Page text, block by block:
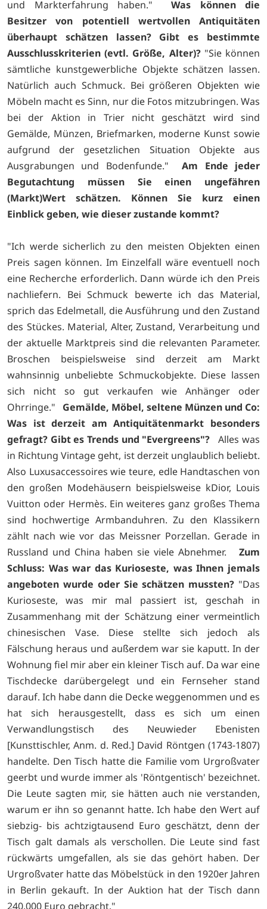
und Markterfahrung haben." Was können die
Besitzer von potentiell wertvollen Antiquitäten
überhaupt schätzen lassen? Gibt es bestimmte
Ausschlusskriterien (evtl. Größe, Alter)?"Sie können
sämtliche kunstgewerbliche Objekte schätzen lassen.
Natürlich auch Schmuck. Bei größeren Objekten wie
Möbeln macht es Sinn, nur die Fotos mitzubringen. Was
bei der Aktion in Trier nicht geschätzt wird sind
Gemälde, Münzen, Briefmarken, moderne Kunst sowie
aufgrund der gesetzlichen Situation Objekte aus
Ausgrabungen und Bodenfunde."Am Ende jeder
Begutachtung müssen Sie einen ungefähren
(Markt)Wert schätzen. Können Sie kurz einen
Einblick geben, wie dieser zustande kommt?
"Ich werde sicherlich zu den meisten Objekten einen
Preis sagen können. Im Einzelfall wäre eventuell noch
eine Recherche erforderlich. Dann würde ich den Preis
nachliefern. Bei Schmuck bewerte ich das Material,
sprich das Edelmetall, die Ausführung und den Zustand
des Stückes. Material, Alter, Zustand, Verarbeitung und
der aktuelle Marktpreis sind die relevanten Parameter.
Broschen beispielsweise sind derzeit am Markt
wahnsinnig unbeliebte Schmuckobjekte. Diese lassen
sich nicht so gut verkaufen wie Anhänger oder
Ohrringe." Gemälde, Möbel, seltene Münzen und Co:
Was ist derzeit am Antiquitätenmarkt besonders
gefragt? Gibt es Trends und "Evergreens"? Alles was
in Richtung Vintage geht, ist derzeit unglaublich beliebt.
Also Luxusaccessoires wie teure, edle Handtaschen von
den großen Modehäusern beispielsweise kDior, Louis
Vuitton oder Hermès. Ein weiteres ganz großes Thema
sind hochwertige Armbanduhren. Zu den Klassikern
zählt nach wie vor das Meissner Porzellan. Gerade in
Russland und China haben sie viele Abnehmer. Zum
Schluss: Was war das Kurioseste, was Ihnen jemals
angeboten wurde oder Sie schätzen mussten? "Das
Kurioseste, was mir mal passiert ist, geschah in
Zusammenhang mit der Schätzung einer vermeintlich
chinesischen Vase. Diese stellte sich jedoch als
Fälschung heraus und außerdem war sie kaputt. In der
Wohnung fiel mir aber ein kleiner Tisch auf. Da war eine
Tischdecke darübergelegt und ein Fernseher stand
darauf. Ich habe dann die Decke weggenommen und es
hat sich herausgestellt, dass es sich um einen
Verwandlungstisch des Neuwieder Ebenisten
[Kunsttischler, Anm. d. Red.] David Röntgen (1743-1807)
handelte. Den Tisch hatte die Familie vom Urgroßvater
geerbt und wurde immer als 'Röntgentisch' bezeichnet.
Die Leute sagten mir, sie hätten auch nie verstanden,
warum er ihn so genannt hatte. Ich habe den Wert auf
siebzig- bis achtzigtausend Euro geschätzt, denn der
Tisch galt damals als verschollen. Die Leute sind fast
rückwärts umgefallen, als sie das gehört haben. Der
Urgroßvater hatte das Möbelstück in den 1920er Jahren
in Berlin gekauft. In der Auktion hat der Tisch dann
240.000 Euro gebracht."